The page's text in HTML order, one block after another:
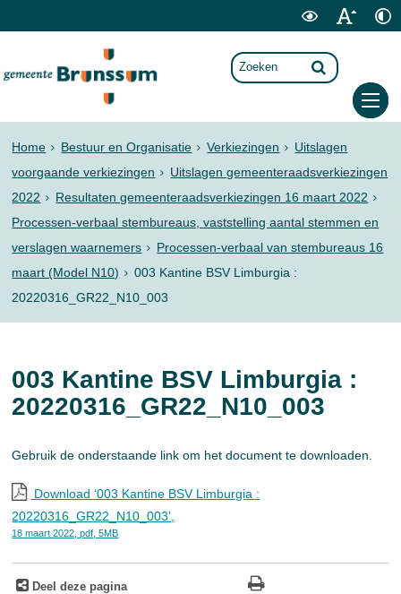
Home Bestuur en Organisatie Verkiezingen
Uitslagen
voorgaande verkiezingen
Uitslagen gemeenteraadsverkiezingen
2022
Resultaten gemeenteraadsverkiezingen 16 maart 2022
Processen-verbaal stembureaus, vaststelling aantal stemmen en
verslagen waarnemers
Processen-verbaal van stembureaus 16
maart (Model N10)
003 Kantine BSV Limburgia :
20220316_GR22_N10_003
003 Kantine BSV Limburgia :
20220316_GR22_N10_003
Gebruik de onderstaande link om het document te downloaden.
Download ‘003 Kantine BSV Limburgia :
20220316_GR22_N10_003’,
18 maart 2022,pdf , 5MB
Deel deze pagina